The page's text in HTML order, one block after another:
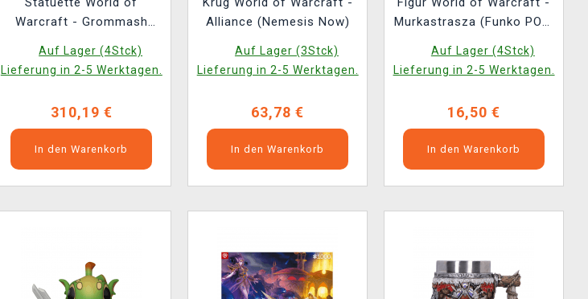
Warcraft - Grommash
(HEX Collectibles)
Auf Lager (4Stck)
Lieferung in 2-5 Werktagen.
310,19 €
In den Warenkorb
Alliance (Nemesis Now)
Auf Lager (3Stck)
Lieferung in 2-5 Werktagen.
63,78 €
In den Warenkorb
Murkastrasza (Funko POP!
Auf Lager (4Stck)
Lieferung in 2-5 Werktagen.
16,50 €
In den Warenkorb